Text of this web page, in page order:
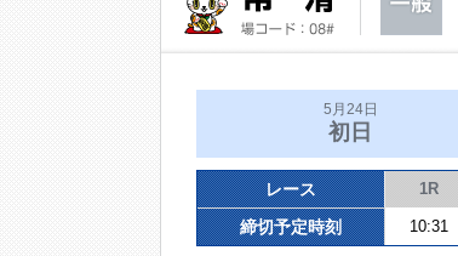
5月24日
初日
レース 1R
締切予定時刻 10:31